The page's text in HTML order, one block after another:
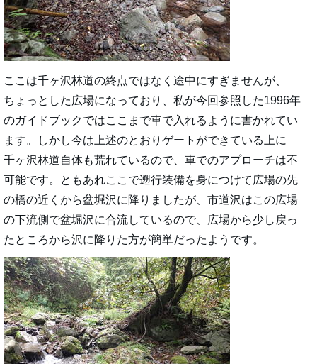
ここは千ヶ沢林道の終点ではなく途中にすぎませんが、
ちょっとした広場になっており、私が今回参照した1996年
のガイドブックではここまで車で入れるように書かれてい
ます。しかし今は上述のとおりゲートができている上に
千ヶ沢林道自体も荒れているので、車でのアプローチは不
可能です。ともあれここで遡行装備を身につけて広場の先
の橋の近くから盆堀沢に降りましたが、市道沢はこの広場
の下流側で盆堀沢に合流しているので、広場から少し戻っ
たところから沢に降りた方が簡単だったようです。